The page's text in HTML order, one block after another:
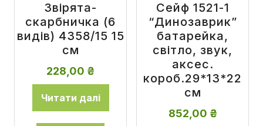
Звірята-
скарбничка (6
видів) 4358/15 15
см
228,00 ₴
Читати далі
Сейф 1521-1
“Динозаврик”
батарейка,
світло, звук,
аксес.
короб.29*13*22
см
852,00 ₴